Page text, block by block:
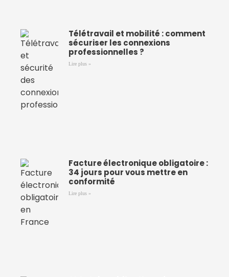
Télétravail et mobilité : comment
sécuriser les connexions
professionnelles ?
Lire plus »
Facture électronique obligatoire :
34 jours pour vous mettre en
conformité
Lire plus »